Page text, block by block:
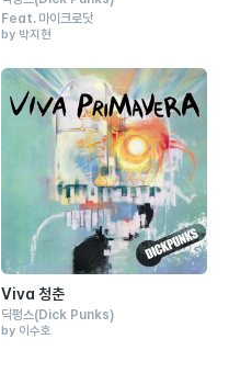
Feat. 마이크로닷
by 박지현
Viva 청춘
딕펑스(Dick Punks)
by 이수호